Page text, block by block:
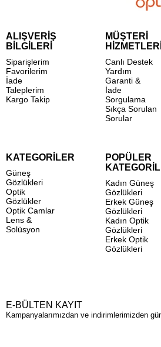
ALIŞVERİŞ
BİLGİLERİ
Siparişlerim
Favorilerim
İade
Taleplerim
Kargo Takip
MÜŞTERİ
HİZMETLERİ
Canlı Destek
Yardım
Garanti &
İade
Sorgulama
Sıkça Sorulan
Sorular
KATEGORİLER
Güneş
Gözlükleri
Optik
Gözlükler
Optik Camlar
Lens &
Solüsyon
POPÜLER
Kadın Güneş
Gözlükleri
Erkek Güneş
Gözlükleri
Kadın Optik
Gözlükleri
Erkek Optik
Gözlükleri
E-BÜLTEN KAYIT
Kampanyalarımızdan ve indirimlerimizden